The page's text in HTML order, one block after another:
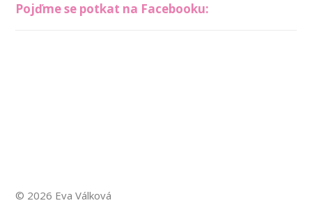
Pojďme se potkat na Facebooku:
© 2026 Eva Válková